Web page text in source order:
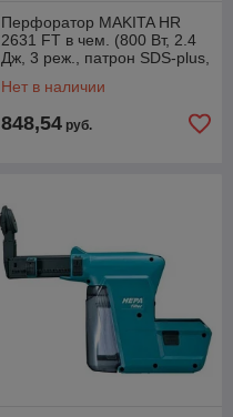
Перфоратор MAKITA HR
2631 FT в чем. (800 Вт, 2.4
Дж, 3 реж., патрон SDS-plus,
Нет в наличии
848,54 руб.